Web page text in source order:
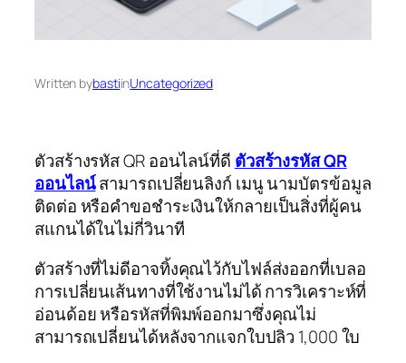
Written bybastiinUncategorized
ตัวสร้างรหัส QR ออนไลน์ที่ดี ตัวสร้างรหัส QR
ออนไลน์สามารถเปลี่ยนลิงก์ เมนู นามบัตรข้อมูล
ติดต่อ หรือคำขอชำระเงินให้กลายเป็นสิ่งที่ผู้คน
สแกนได้ในไม่กี่วินาที
ตัวสร้างที่ไม่ดีอาจทิ้งคุณไว้กับไฟล์ส่งออกที่เบลอ
การเปลี่ยนเส้นทางที่ใช้งานไม่ได้ การวิเคราะห์ที่
อ่อนด้อย หรือรหัสที่พิมพ์ออกมาซึ่งคุณไม่
สามารถเปลี่ยนได้หลังจากแจกใบปลิว 1,000 ใบ